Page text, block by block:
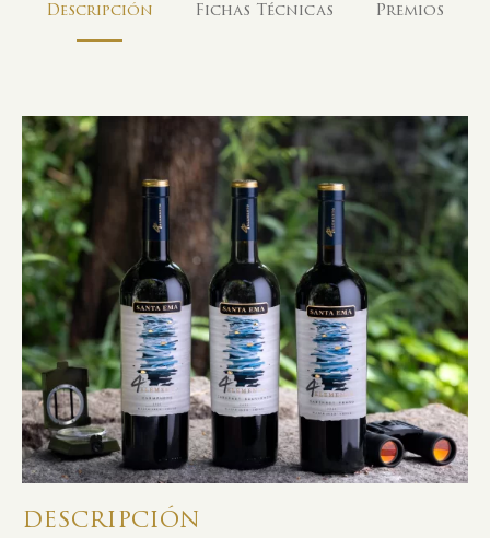
Descripción Fichas Técnicas Premios
DESCRIPCIÓN